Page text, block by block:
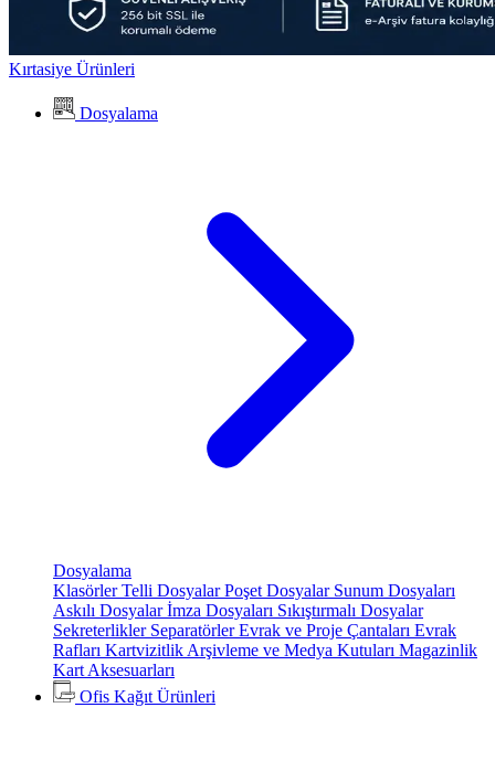
Kırtasiye Ürünleri
Dosyalama
Dosyalama
KlasörlerTelli DosyalarPoşet Dosyalar Sunum Dosyaları
Askılı Dosyalarİmza Dosyaları Sıkıştırmalı Dosyalar
Sekreterlikler SeparatörlerEvrak ve Proje Çantaları Evrak
Rafları Kartvizitlik Arşivleme ve Medya Kutuları Magazinlik
Kart Aksesuarları
Ofis Kağıt Ürünleri